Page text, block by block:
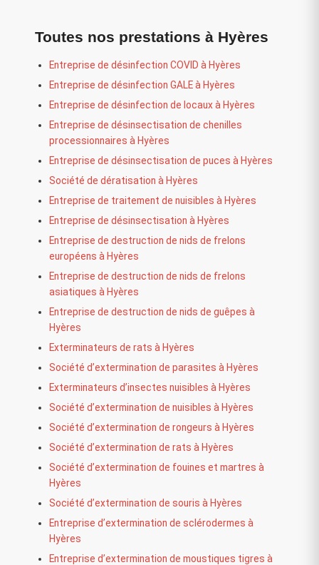
Toutes nos prestations à Hyères
Entreprise de désinfection COVID à Hyères
Entreprise de désinfection GALE à Hyères
Entreprise de désinfection de locaux à Hyères
Entreprise de désinsectisation de chenilles
processionnaires à Hyères
Entreprise de désinsectisation de puces à Hyères
Société de dératisation à Hyères
Entreprise de traitement de nuisibles à Hyères
Entreprise de désinsectisation à Hyères
Entreprise de destruction de nids de frelons
européens à Hyères
Entreprise de destruction de nids de frelons
asiatiques à Hyères
Entreprise de destruction de nids de guêpes à
Hyères
Exterminateurs de rats à Hyères
Société d’extermination de parasites à Hyères
Exterminateurs d’insectes nuisibles à Hyères
Société d’extermination de nuisibles à Hyères
Société d’extermination de rongeurs à Hyères
Société d’extermination de rats à Hyères
Société d’extermination de fouines et martres à
Hyères
Société d’extermination de souris à Hyères
Entreprise d’extermination de sclérodermes à
Hyères
Entreprise d’extermination de moustiques tigres à